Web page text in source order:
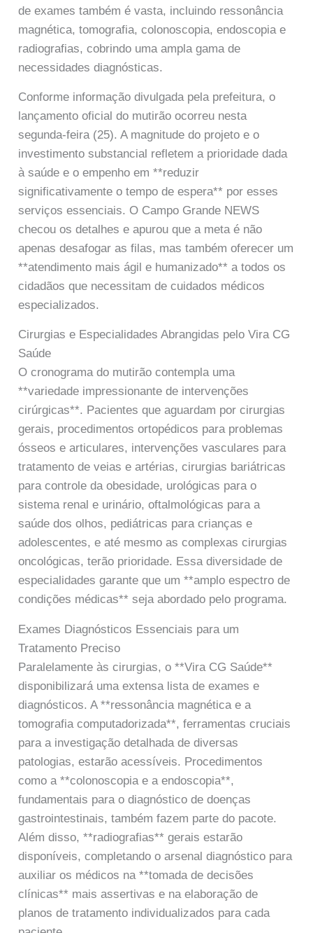
de exames também é vasta, incluindo ressonância
magnética, tomografia, colonoscopia, endoscopia e
radiografias, cobrindo uma ampla gama de
necessidades diagnósticas.
Conforme informação divulgada pela prefeitura, o
lançamento oficial do mutirão ocorreu nesta
segunda-feira (25). A magnitude do projeto e o
investimento substancial refletem a prioridade dada
à saúde e o empenho em **reduzir
significativamente o tempo de espera** por esses
serviços essenciais. O Campo Grande NEWS
checou os detalhes e apurou que a meta é não
apenas desafogar as filas, mas também oferecer um
**atendimento mais ágil e humanizado** a todos os
cidadãos que necessitam de cuidados médicos
especializados.
Cirurgias e Especialidades Abrangidas pelo Vira CG
Saúde
O cronograma do mutirão contempla uma
**variedade impressionante de intervenções
cirúrgicas**. Pacientes que aguardam por cirurgias
gerais, procedimentos ortopédicos para problemas
ósseos e articulares, intervenções vasculares para
tratamento de veias e artérias, cirurgias bariátricas
para controle da obesidade, urológicas para o
sistema renal e urinário, oftalmológicas para a
saúde dos olhos, pediátricas para crianças e
adolescentes, e até mesmo as complexas cirurgias
oncológicas, terão prioridade. Essa diversidade de
especialidades garante que um **amplo espectro de
condições médicas** seja abordado pelo programa.
Exames Diagnósticos Essenciais para um
Tratamento Preciso
Paralelamente às cirurgias, o **Vira CG Saúde**
disponibilizará uma extensa lista de exames e
diagnósticos. A **ressonância magnética e a
tomografia computadorizada**, ferramentas cruciais
para a investigação detalhada de diversas
patologias, estarão acessíveis. Procedimentos
como a **colonoscopia e a endoscopia**,
fundamentais para o diagnóstico de doenças
gastrointestinais, também fazem parte do pacote.
Além disso, **radiografias** gerais estarão
disponíveis, completando o arsenal diagnóstico para
auxiliar os médicos na **tomada de decisões
clínicas** mais assertivas e na elaboração de
planos de tratamento individualizados para cada